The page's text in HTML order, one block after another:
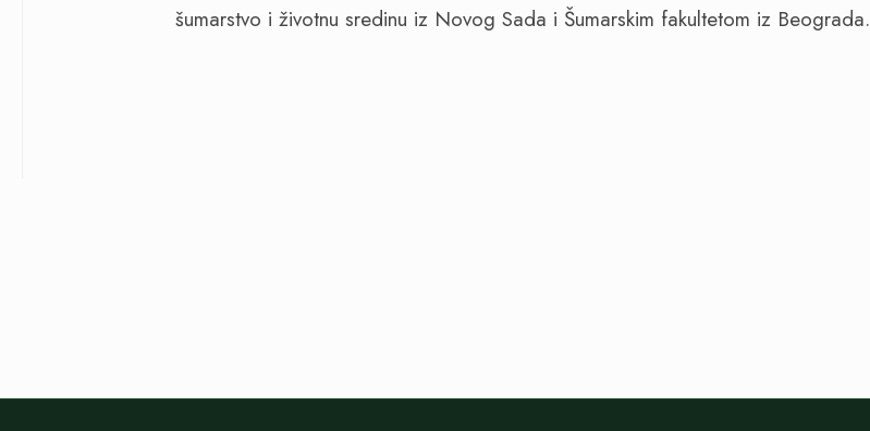
šumarstvo i životnu sredinu iz Novog Sada i Šumarskim fakultetom iz Beograda.